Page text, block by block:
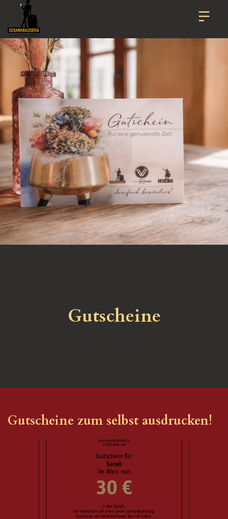
Gutscheine
Gutscheine zum selbst ausdrucken!